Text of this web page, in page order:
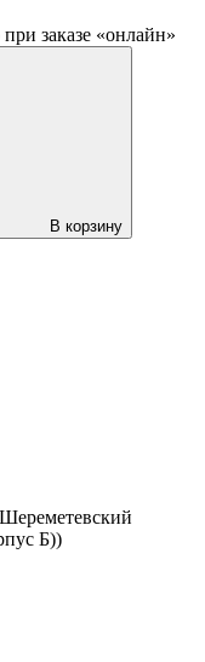
заказе «онлайн»
В корзину
Б))